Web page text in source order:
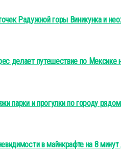
Радужной горы Виникунка и
делает путешествие по
парки и прогулки по городу
в майнкрафте на 8